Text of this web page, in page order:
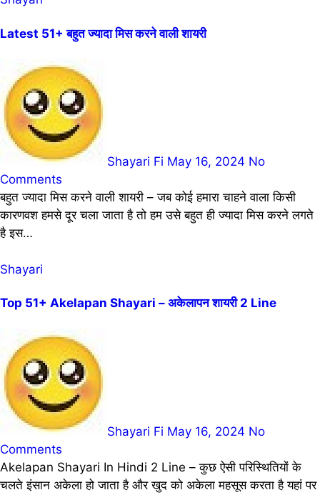
Latest 51+ बहुत ज्यादा मिस करने वाली शायरी
Shayari Fi May 16, 2024 No
Comments
बहुत ज्यादा मिस करने वाली शायरी – जब कोई हमारा चाहने वाला किसी
कारणवश हमसे दूर चला जाता है तो हम उसे बहुत ही ज्यादा मिस करने लगते
है इस…
Shayari
Top 51+ Akelapan Shayari – अकेलापन शायरी 2 Line
Shayari Fi May 16, 2024 No
Comments
Akelapan Shayari In Hindi 2 Line – कुछ ऐसी परिस्थितियों के
चलते इंसान अकेला हो जाता है और खुद को अकेला महसूस करता है यहां पर